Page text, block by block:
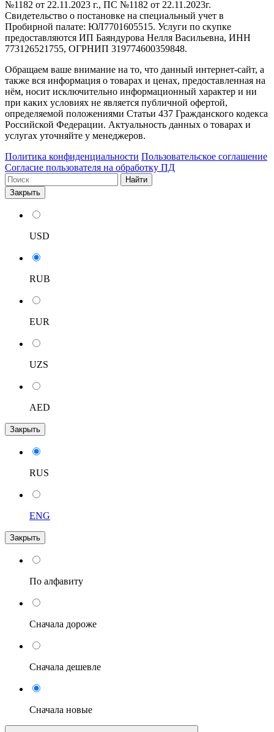
№1182 от 22.11.2023 г., ПС №1182 от 22.11.2023г.
Свидетельство о постановке на специальный учет в
Пробирной палате: ЮЛ7701605515. Услуги по скупке
предоставляются ИП Баяндурова Нелля Васильевна, ИНН
773126521755, ОГРНИП 319774600359848.
Обращаем ваше внимание на то, что данный интернет-сайт, а
также вся информация о товарах и ценах, предоставленная на
нём, носит исключительно информационный характер и ни
при каких условиях не является публичной офертой,
определяемой положениями Статьи 437 Гражданского кодекса
Российской Федерации. Актуальность данных о товарах и
услугах уточняйте у менеджеров.
Политика конфиденциальности Пользовательское соглашение
Согласие пользователя на обработку ПД
Найти
Закрыть
USD
RUB
EUR
UZS
AED
Закрыть
RUS
ENG
Закрыть
По алфавиту
Сначала дороже
Сначала дешевле
Сначала новые